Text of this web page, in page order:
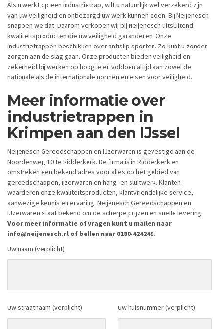
Als u werkt op een industrietrap, wilt u natuurlijk wel verzekerd zijn
van uw veiligheid en onbezorgd uw werk kunnen doen. Bij Neijenesch
snappen we dat. Daarom verkopen wij bij Neijenesch uitsluitend
kwaliteitsproducten die uw veiligheid garanderen. Onze
industrietrappen beschikken over antislip-sporten. Zo kunt u zonder
zorgen aan de slag gaan. Onze producten bieden veiligheid en
zekerheid bij werken op hoogte en voldoen altijd aan zowel de
nationale als de internationale normen en eisen voor veiligheid.
Meer informatie over
industrietrappen in
Krimpen aan den IJssel
Neijenesch Gereedschappen en IJzerwaren is gevestigd aan de
Noordenweg 10 te Ridderkerk. De firma is in Ridderkerk en
omstreken een bekend adres voor alles op het gebied van
gereedschappen, ijzerwaren en hang- en sluitwerk. Klanten
waarderen onze kwaliteitsproducten, klantvriendelijke service,
aanwezige kennis en ervaring. Neijenesch Gereedschappen en
IJzerwaren staat bekend om de scherpe prijzen en snelle levering.
Voor meer informatie of vragen kunt u mailen naar
info@neijenesch.nl of bellen naar 0180-424249.
Uw naam (verplicht)
Uw straatnaam (verplicht) Uw huisnummer (verplicht)